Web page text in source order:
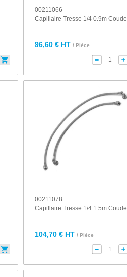
00211066
Capillaire Tresse 1/4 0.9m Coude
96,60 € HT / Pièce
00211078
Capillaire Tresse 1/4 1.5m Coude
104,70 € HT / Pièce